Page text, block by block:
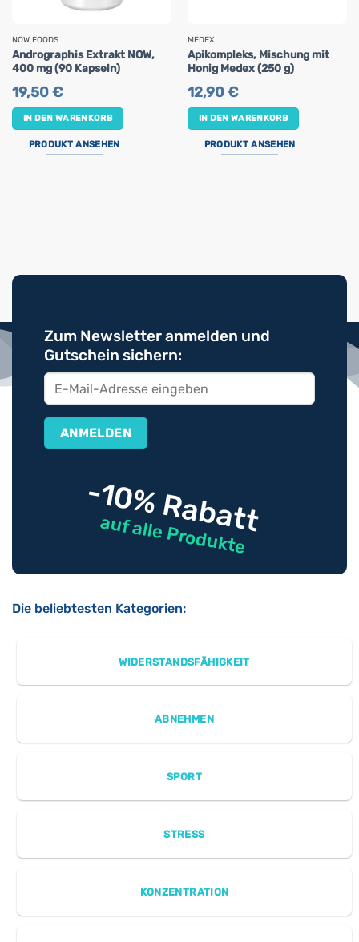
NOW FOODS
Andrographis Extrakt NOW,
400 mg (90 Kapseln)
19,50€
IN DEN WARENKORB
PRODUKT ANSEHEN
MEDEX
Apikompleks, Mischung mit
Honig Medex (250 g)
12,90€
IN DEN WARENKORB
PRODUKT ANSEHEN
Zum Newsletter anmelden und
Gutschein sichern:
-10% Rabatt
auf alle Produkte
Die beliebtesten Kategorien:
WIDERSTANDSFÄHIGKEIT
ABNEHMEN
SPORT
STRESS
KONZENTRATION